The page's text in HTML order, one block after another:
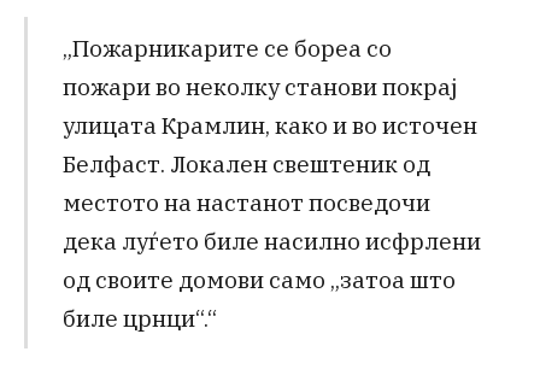
„Пожарникарите се бореа со
пожари во неколку станови покрај
улицата Крамлин, како и во источен
Белфаст. Локален свештеник од
местото на настанот посведочи
дека луѓето биле насилно исфрлени
од своите домови само „затоа што
биле црнци“.“